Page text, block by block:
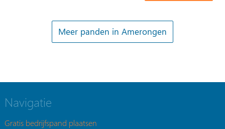
Meer panden in Amerongen
Navigatie
Gratis bedrijfspand plaatsen